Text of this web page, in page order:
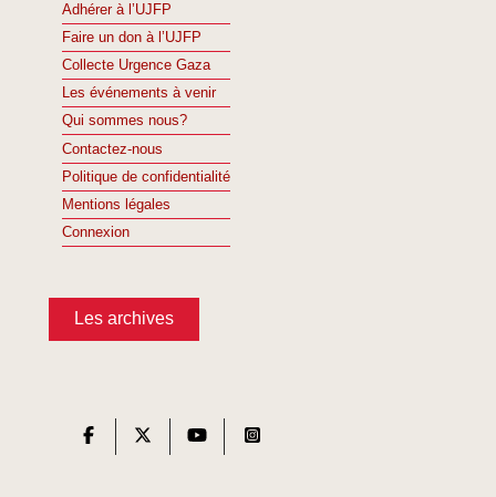
Adhérer à l’UJFP
Faire un don à l’UJFP
Collecte Urgence Gaza
Les événements à venir
Qui sommes nous?
Contactez-nous
Politique de confidentialité
Mentions légales
Connexion
Les archives